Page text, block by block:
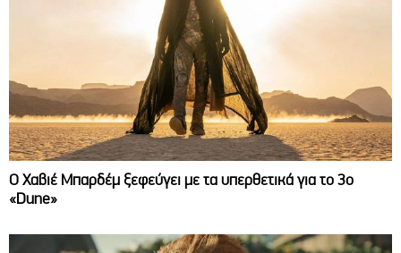
O Χαβιέ Μπαρδέμ ξεφεύγει με τα υπερθετικά για το 3ο
«Dune»